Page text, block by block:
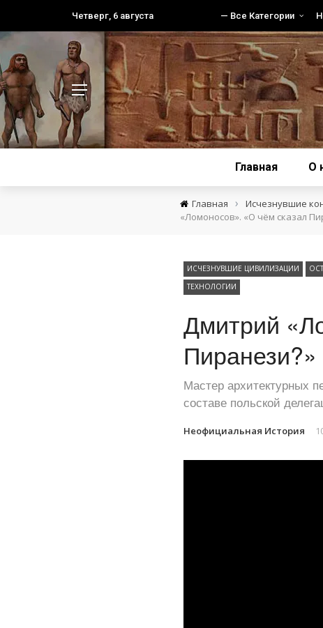
Четверг, 6 августа — Все Категории
Главная О
Главная › Исчезнувшие
«Ломоносов». «О чём сказал
ИСЧЕЗНУВШИЕ ЦИВИЛИЗАЦИИ
ТЕХНОЛОГИИ
Дмитрий
Пиранези?»
Мастер архитектурных
составе польской
Неофициальная История